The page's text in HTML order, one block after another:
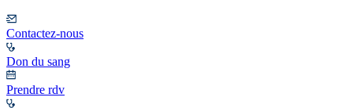
Contactez-nous
Don du sang
Prendre rdv